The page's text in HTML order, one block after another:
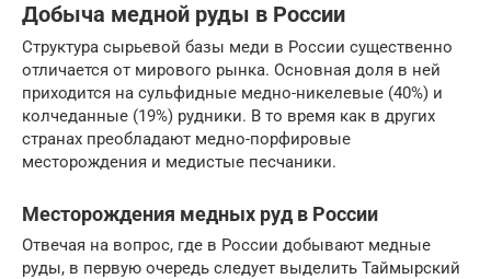
Добыча медной руды в России
Структура сырьевой базы меди в России существенно
отличается от мирового рынка. Основная доля в ней
приходится на сульфидные медно-никелевые (40%) и
колчеданные (19%) рудники. В то время как в других
странах преобладают медно-порфировые
месторождения и медистые песчаники.
Месторождения медных руд в России
Отвечая на вопрос, где в России добывают медные
руды, в первую очередь следует выделить Таймырский